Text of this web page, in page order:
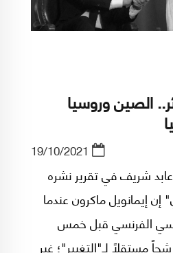
الصين وروسيا
19/10/2021
عابد شريف في تقرير نشره
إيمانويل ماكرون عندما
الفرنسي قبل خمس
مستقلاً لـ"التغيير"؛ غير